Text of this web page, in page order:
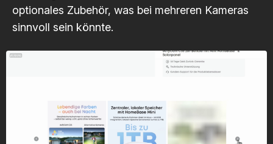
optionales Zubehör, was bei mehreren Kameras
sinnvoll sein könnte.